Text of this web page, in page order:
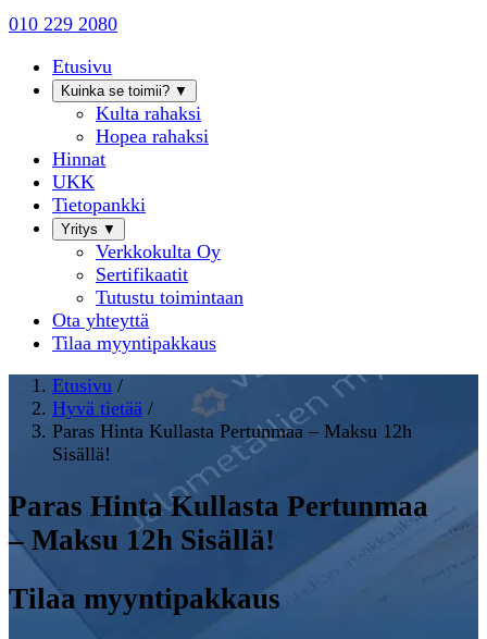
010 229 2080
Etusivu
Kuinka se toimii? ▼
Kulta rahaksi
Hopea rahaksi
Hinnat
UKK
Tietopankki
Yritys ▼
Verkkokulta Oy
Sertifikaatit
Tutustu toimintaan
Ota yhteyttä
Tilaa myyntipakkaus
Etusivu /
Hyvä tietää /
Paras Hinta Kullasta Pertunmaa – Maksu 12h
Sisällä!
Paras Hinta Kullasta Pertunmaa
– Maksu 12h Sisällä!
Tilaa myyntipakkaus